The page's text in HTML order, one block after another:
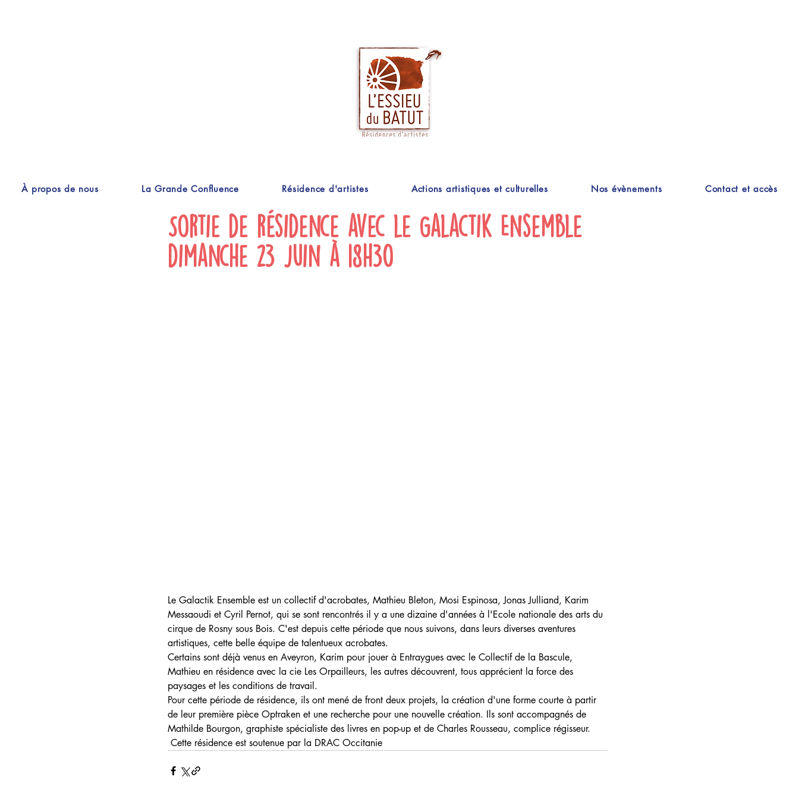
À propos de nous La Grande Confluence Résidence d'artistes Actions artistiques et culturelles Nos évènements Contact et accès
Sortie de résidence avec le Galactik Ensemble
dimanche 23 juin à 18h30
Le Galactik Ensemble est un collectif d'acrobates, Mathieu Bleton, Mosi Espinosa, Jonas Julliand, Karim
Messaoudi et Cyril Pernot, qui se sont rencontrés il y a une dizaine d'années à l'Ecole nationale des arts du
cirque de Rosny sous Bois. C'est depuis cette période que nous suivons, dans leurs diverses aventures
artistiques, cette belle équipe de talentueux acrobates.
Certains sont déjà venus en Aveyron, Karim pour jouer à Entraygues avec le Collectif de la Bascule,
Mathieu en résidence avec la cie Les Orpailleurs, les autres découvrent, tous apprécient la force des
paysages et les conditions de travail.
Pour cette période de résidence, ils ont mené de front deux projets, la création d'une forme courte à partir
de leur première pièce Optraken et une recherche pour une nouvelle création. Ils sont accompagnés de
Mathilde Bourgon, graphiste spécialiste des livres en pop-up et de Charles Rousseau, complice régisseur.
Cette résidence est soutenue par la DRAC Occitanie